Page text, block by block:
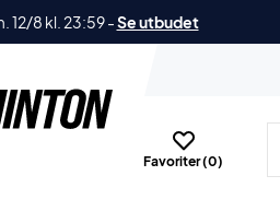
12/8 kl. 23:59-Se utbudet
Favoriter (0)